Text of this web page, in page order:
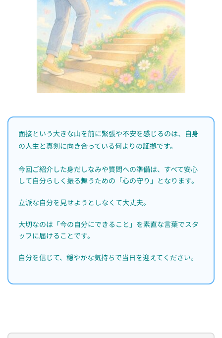
面接という大きな山を前に緊張や不安を感じるのは、自身
の人生と真剣に向き合っている何よりの証拠です。
今回ご紹介した身だしなみや質問への準備は、すべて安心
して自分らしく振る舞うための「心の守り」となります。
立派な自分を見せようとしなくて大丈夫。
大切なのは「今の自分にできること」を素直な言葉でスタ
ッフに届けることです。
自分を信じて、穏やかな気持ちで当日を迎えてください。